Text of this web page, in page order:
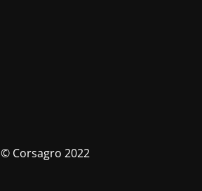
© Corsagro 2022